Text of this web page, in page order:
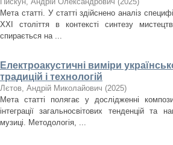
Мета статті. У статті здійснено аналіз
ХХІ століття в контексті синтезу
спирається на ...
Електроакустичні виміри
традицій і технологій
Лєтов, Андрій Миколайович (2025)
Мета статті полягає у дослідженні
інтеграції загальносвітових тенденцій та
музиці. Методологія, ...